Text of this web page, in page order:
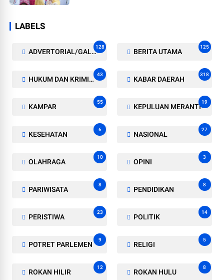
LABELS
ADVERTORIAL/GALERI
128
BERITA UTAMA
125
HUKUM DAN KRIMINAL
43
KABAR DAERAH
318
KAMPAR
55
KEPULUAN MERANTI
19
KESEHATAN
6
NASIONAL
27
OLAHRAGA
10
OPINI
3
PARIWISATA
8
PENDIDIKAN
8
PERISTIWA
23
POLITIK
14
POTRET PARLEMEN
9
RELIGI
5
ROKAN HILIR
12
ROKAN HULU
8